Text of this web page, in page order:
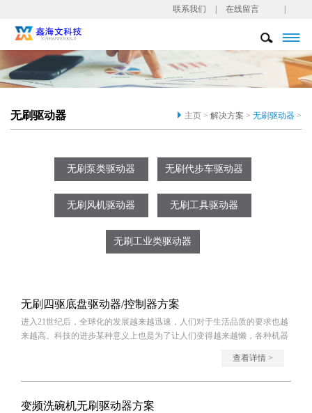
联系我们 在线留言

无刷驱动器 主页 > 解决方案 > 无刷驱动器 >
无刷泵类驱动器 无刷代步车驱动器
无刷风机驱动器 无刷工具驱动器
无刷工业类驱动器
无刷四驱底盘驱动器/控制器方案
进入21世纪后，全球化的发展越来越迅速，人们对于生活品质的要求也越
来越高。科技的进步某种意义上也是为了让人们变得越来越懒，各种机器
查看详情 >
变频洗碗机无刷驱动器方案